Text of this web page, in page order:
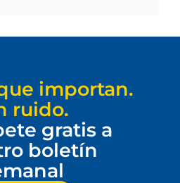
importan.
ruido.
gratis a
boletín